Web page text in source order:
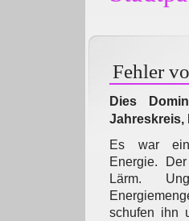
Fehler
Dies
Jahreskreis,
Es war
Energie.
Lärm.
schufen ihn